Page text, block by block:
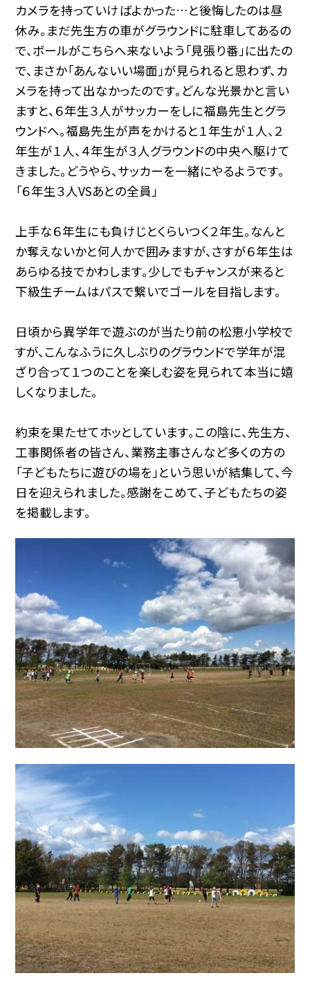
カメラを持っていけばよかった…と後悔したのは昼
休み。まだ先生方の車がグラウンドに駐車してあるの
で、ボールがこちらへ来ないよう「見張り番」に出たの
で、まさか「あんないい場面」が見られると思わず、カ
メラを持って出なかったのです。どんな光景かと言い
ますと、６年生３人がサッカーをしに福島先生とグラ
ウンドへ。福島先生が声をかけると１年生が１人、２
年生が１人、４年生が３人グラウンドの中央へ駆けて
きました。どうやら、サッカーを一緒にやるようです。
「６年生３人VSあとの全員」
上手な６年生にも負けじとくらいつく２年生。なんと
か奪えないかと何人かで囲みますが、さすが６年生は
あらゆる技でかわします。少しでもチャンスが来ると
下級生チームはパスで繋いでゴールを目指します。
日頃から異学年で遊ぶのが当たり前の松恵小学校で
すが、こんなふうに久しぶりのグラウンドで学年が混
ざり合って１つのことを楽しむ姿を見られて本当に嬉
しくなりました。
約束を果たせてホッとしています。この陰に、先生方、
工事関係者の皆さん、業務主事さんなど多くの方の
「子どもたちに遊びの場を」という思いが結集して、今
日を迎えられました。感謝をこめて、子どもたちの姿
を掲載します。